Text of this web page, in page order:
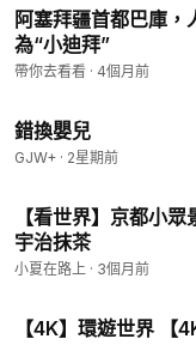
阿塞拜疆首都巴庫
為“小迪拜”
帶你去看看 · 4個月前
錯換嬰兒
GJW+ · 2星期前
【看世界】京都小
宇治抹茶
小夏在路上 · 3個月前
【4K】環遊世界 【